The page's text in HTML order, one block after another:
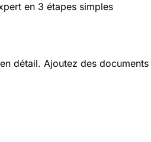
en 3 étapes simples
détail. Ajoutez des documents